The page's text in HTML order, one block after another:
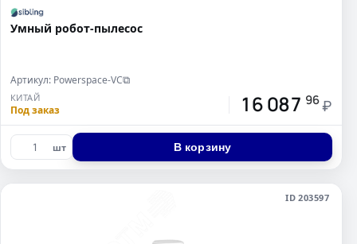
Умный робот-пылесос
Артикул: Powerspace-VC⧉
КИТАЙ
Под заказ 16 087 96 ₽
шт В корзину
ID 203597